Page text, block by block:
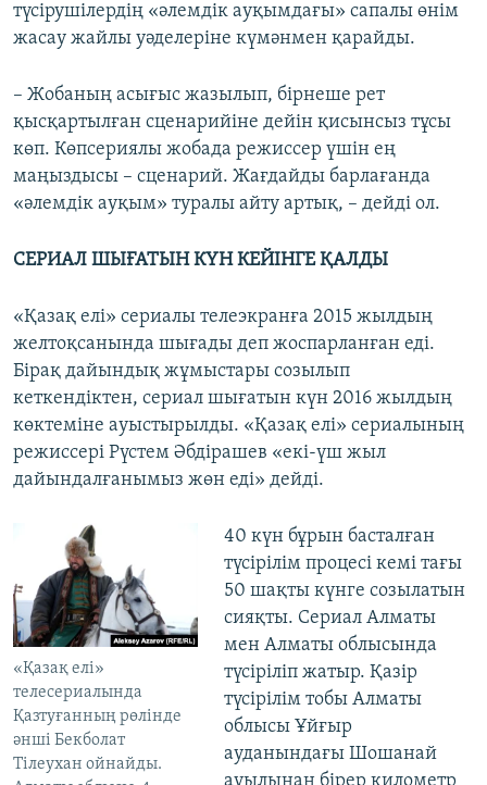
түсірушілердің «әлемдік ауқымдағы» сапалы өнім
жасау жайлы уәделеріне күмәнмен қарайды.
– Жобаның асығыс жазылып, бірнеше рет
қысқартылған сценарийіне дейін қисынсыз тұсы
көп. Көпсериялы жобада режиссер үшін ең
маңыздысы – сценарий. Жағдайды барлағанда
«әлемдік ауқым» туралы айту артық, – дейді ол.
СЕРИАЛ ШЫҒАТЫН КҮН КЕЙІНГЕ ҚАЛДЫ
«Қазақ елі» сериалы телеэкранға 2015 жылдың
желтоқсанында шығады деп жоспарланған еді.
Бірақ дайындық жұмыстары созылып
кеткендіктен, сериал шығатын күн 2016 жылдың
көктеміне ауыстырылды. «Қазақ елі» сериалының
режиссері Рүстем Әбдірашев «екі-үш жыл
дайындалғанымыз жөн еді» дейді.
«Қазақ елі»
телесериалында
Қазтуғанның рөлінде
әнші Бекболат
Тілеухан ойнайды.
40 күн бұрын басталған
түсірілім процесі кемі тағы
50 шақты күнге созылатын
сияқты. Сериал Алматы
мен Алматы облысында
түсіріліп жатыр. Қазір
түсірілім тобы Алматы
облысы Ұйғыр
ауданындағы Шошанай